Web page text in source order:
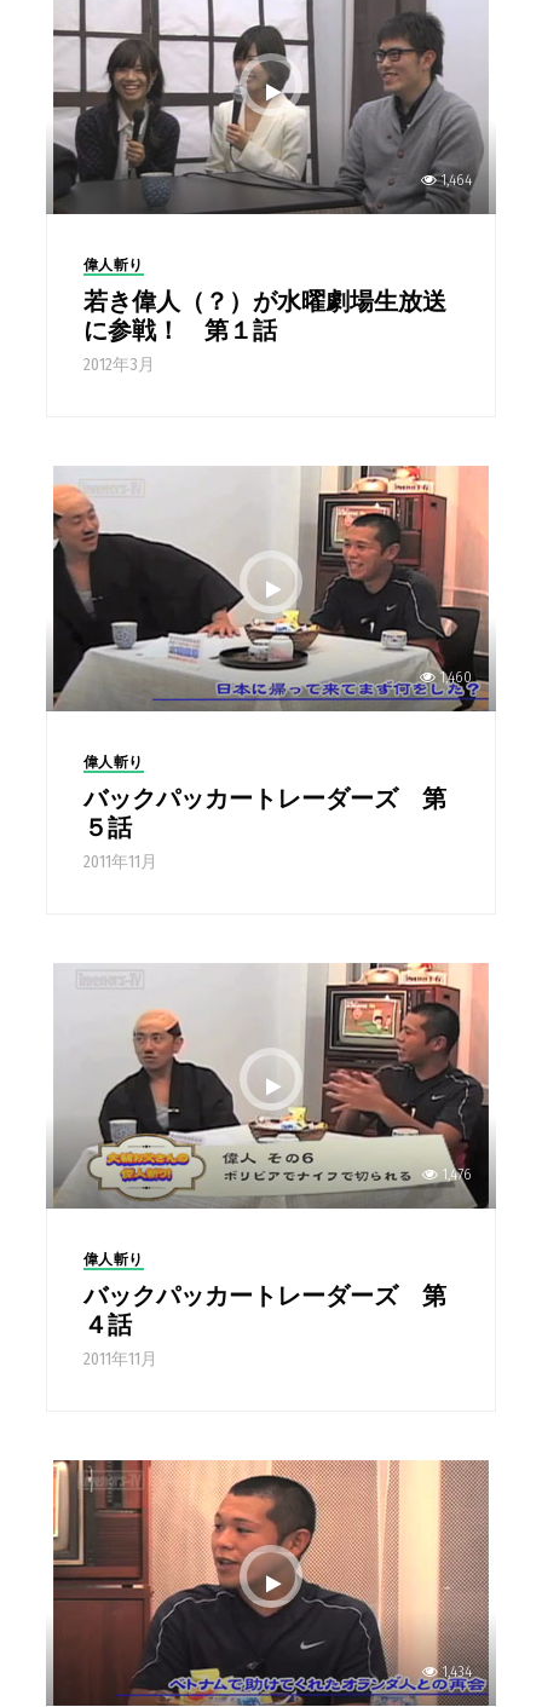
1,464
偉人斬り
若き偉人（？）が水曜劇場生放送
に参戦！ 第１話
2012年3月
1,460
偉人斬り
バックパッカートレーダーズ 第
５話
2011年11月
1,476
偉人斬り
バックパッカートレーダーズ 第
４話
2011年11月
1,434